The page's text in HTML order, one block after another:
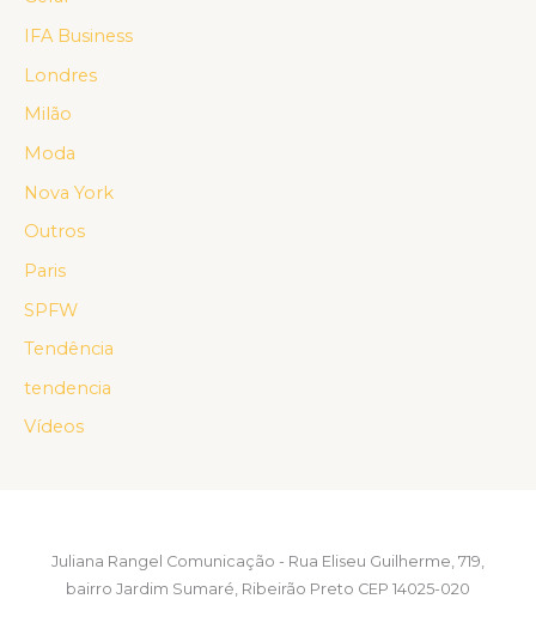
IFA Business
Londres
Milão
Moda
Nova York
Outros
Paris
SPFW
Tendência
tendencia
Vídeos
Juliana Rangel Comunicação - Rua Eliseu Guilherme, 719,
bairro Jardim Sumaré, Ribeirão Preto CEP 14025-020